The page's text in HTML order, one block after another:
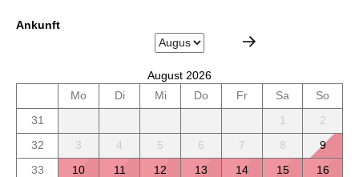
Ankunft
August 2026
Mo
Di Mi Do Fr Sa
So
31
1
2
32
3 4 5 6 7 8
9
33
10 11 12 13 14 15
16